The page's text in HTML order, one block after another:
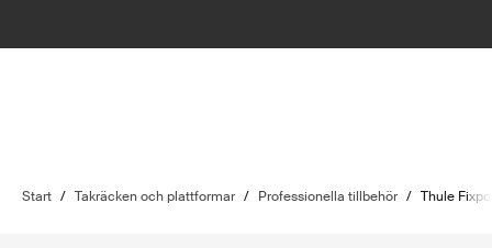
Start / Takräcken och plattformar / Professionella tillbehör / Thule